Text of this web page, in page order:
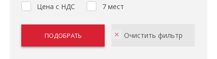
Цена с НДС 7 мест